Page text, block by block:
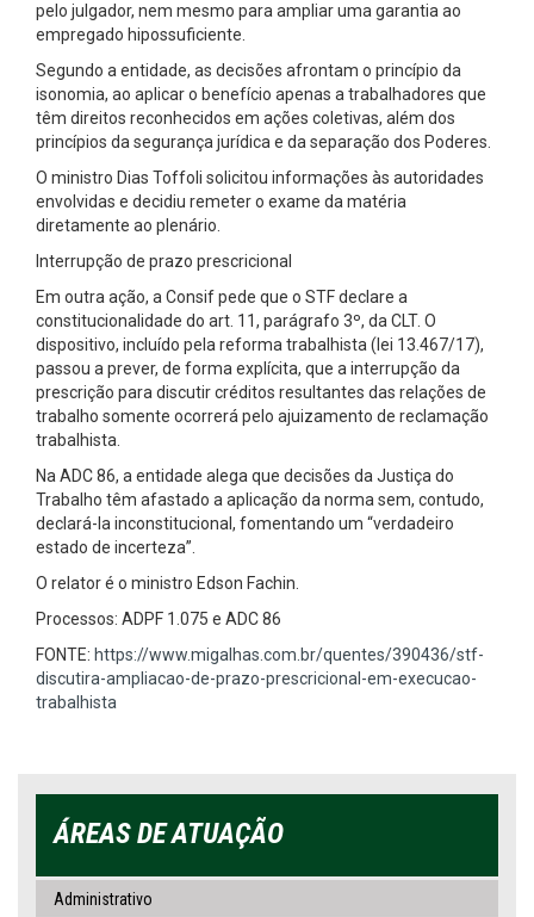
pelo julgador, nem mesmo para ampliar uma garantia ao
empregado hipossuficiente.
Segundo a entidade, as decisões afrontam o princípio da
isonomia, ao aplicar o benefício apenas a trabalhadores que
têm direitos reconhecidos em ações coletivas, além dos
princípios da segurança jurídica e da separação dos Poderes.
O ministro Dias Toffoli solicitou informações às autoridades
envolvidas e decidiu remeter o exame da matéria
diretamente ao plenário.
Interrupção de prazo prescricional
Em outra ação, a Consif pede que o STF declare a
constitucionalidade do art. 11, parágrafo 3º, da CLT. O
dispositivo, incluído pela reforma trabalhista (lei 13.467/17),
passou a prever, de forma explícita, que a interrupção da
prescrição para discutir créditos resultantes das relações de
trabalho somente ocorrerá pelo ajuizamento de reclamação
trabalhista.
Na ADC 86, a entidade alega que decisões da Justiça do
Trabalho têm afastado a aplicação da norma sem, contudo,
declará-la inconstitucional, fomentando um “verdadeiro
estado de incerteza”.
O relator é o ministro Edson Fachin.
Processos: ADPF 1.075 e ADC 86
FONTE: https://www.migalhas.com.br/quentes/390436/stf-
discutira-ampliacao-de-prazo-prescricional-em-execucao-
trabalhista
ÁREAS DE ATUAÇÃO
Administrativo